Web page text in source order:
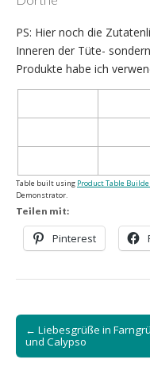
PS: Hier noch die
Inneren der Tüte-
Produkte habe ich
Table built using Product Table
Demonstrator.
Teilen mit:
Pinterest
Post
navigation
← Liebesgrüße in
und Calypso